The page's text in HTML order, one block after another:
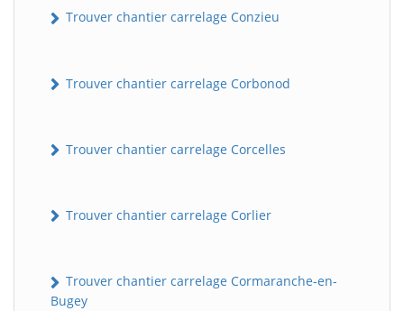
Trouver chantier carrelage Conzieu
Trouver chantier carrelage Corbonod
Trouver chantier carrelage Corcelles
Trouver chantier carrelage Corlier
Trouver chantier carrelage Cormaranche-en-
Bugey